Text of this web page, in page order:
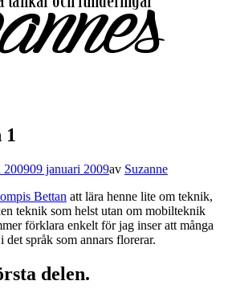
1
200909 januari 2009av Suzanne
Bettan att lära henne lite om teknik,
teknik som helst utan om mobilteknik
förklara enkelt för jag inser att många
det språk som annars florerar.
delen.